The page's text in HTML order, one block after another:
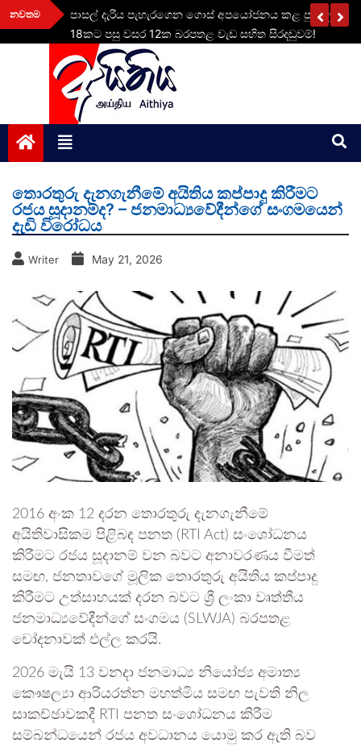
Skip
to
නවතම
රු.
පාසල් දැරිය පැහැරගෙන ගොස් අපයෝජනය කළ පුද්ගලයාට
18කට පසු වසර 12ක බරපතළ වැඩ සහිත සිරදඬුවම්!
aithiya
Human Rights News
තොරතුරු දැනගැනීමේ අයිතිය කප්පාදු කිරීමට
රජය සූදානම්ද? – ජනමාධ්‍යවේදීන්ගේ සංගමයෙන්
දැඩි විරෝධය
Writer May 21, 2026
2016 අංක 12 දරන තොරතුරු දැනගැනීමේ
අයිතිවාසිකම පිළිබඳ පනත (RTI Act) සංශෝධනය
කිරීමට රජය සූදානම් වන බවට අනාවරණය වීමත්
සමඟ, ජනතාවගේ මූලික තොරතුරු අයිතිය කප්පාදු
කිරීමට උත්සාහයක් දරන බවට ශ්‍රී ලංකා වෘත්තීය
ජනමාධ්‍යවේදීන්ගේ සංගමය (SLWJA) බරපතළ
චෝදනාවක් එල්ල කරයි.
2026 මැයි 13 වනදා ජනමාධ්‍ය නියෝජ්‍ය අමාත්‍ය
කෞෂල්‍යා ආරියරත්න මහත්මිය සමඟ පැවති නිල
සාකච්ඡාවකදී RTI පනත සංශෝධනය කිරීම
සම්බන්ධයෙන් රජය අවධානය යොමු කර ඇති බව